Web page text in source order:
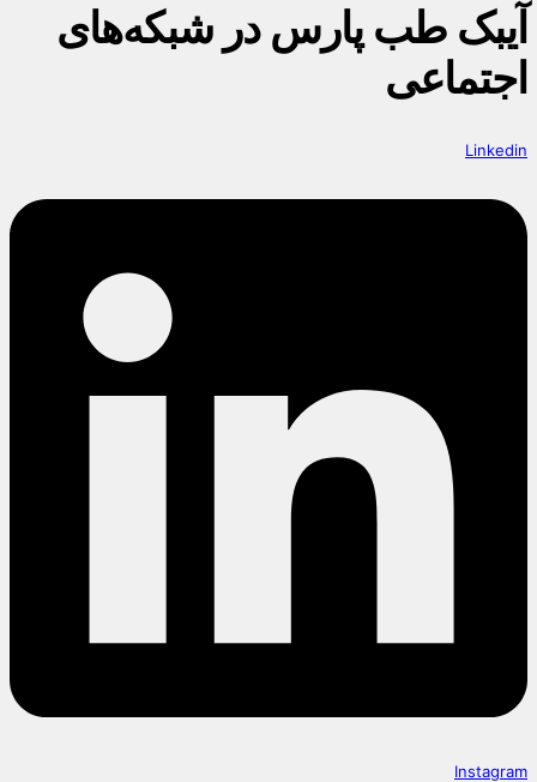
آیبک طب پارس در شبکه‌های
اجتماعی
Linkedin
Instagram